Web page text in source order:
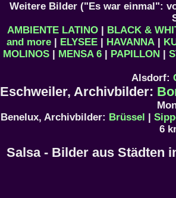
Weitere Bilder ("Es war einmal":
AMBIENTE LATINO | BLACK &
and more | ELYSEE | HAVANNA |
MOLINOS | MENSA 6 | PAPILLON |
Alsdorf:
Eschweiler, Archivbilder:
Benelux, Archivbilder: Brüssel |
6
Salsa - Bilder aus Städten